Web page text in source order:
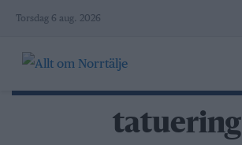
Skip
content
Torsdag 6 aug. 2026
tatuering